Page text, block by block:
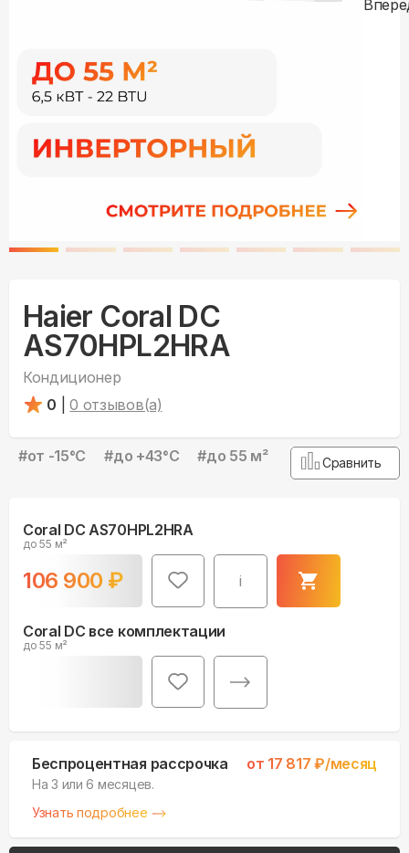
Haier Coral DC
AS70HPL2HRA
Кондиционер
0
0 отзывов(а)
#от -15°С #до +43°С #до 55 м² Сравнить
Coral DC AS70HPL2HRA
до 55 м²
106 900 ₽ i
Coral DC все комплектации
до 55 м²
Беспроцентная рассрочка от 17 817 ₽/месяц
На 3 или 6 месяцев.
Узнать подробнее